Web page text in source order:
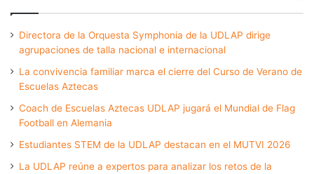
Directora de la Orquesta Symphonia de la UDLAP dirige
agrupaciones de talla nacional e internacional
La convivencia familiar marca el cierre del Curso de Verano de
Escuelas Aztecas
Coach de Escuelas Aztecas UDLAP jugará el Mundial de Flag
Football en Alemania
Estudiantes STEM de la UDLAP destacan en el MUTVI 2026
La UDLAP reúne a expertos para analizar los retos de la